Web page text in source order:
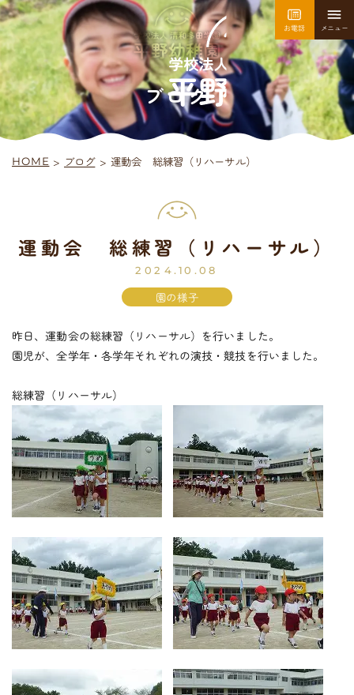
園について 園での生活
平 野 幼 稚 園
入園案内
未 就 園 児 教 室
つくしの会
預かり保育
保 後 の課外活動
課外授業
お知らせ ブログ
フォトギャラリー よくあるご質問
プライバシーポリシー
お電話 メニュー
ブログ
HOME > ブログ > 運動会 総練習（リハーサル）
運動会 総練習（リハーサル）
2024.10.08
園の様子
昨日、運動会の総練習（リハーサル）を行いました。
園児が、全学年・各学年それぞれの演技・競技を行いました。
総練習（リハーサル）